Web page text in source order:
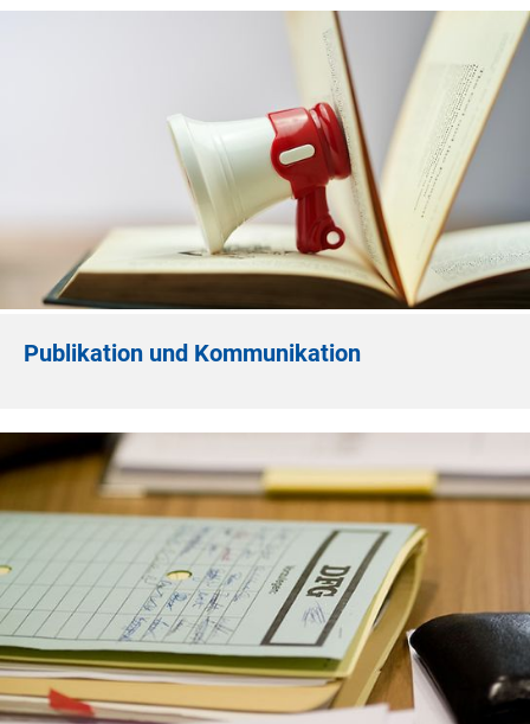
Publikation und Kommunikation